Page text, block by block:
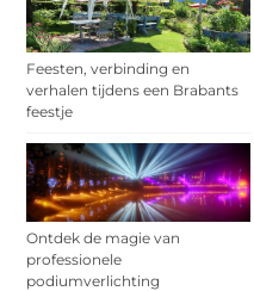
Feesten, verbinding en
verhalen tijdens een Brabants
feestje
Ontdek de magie van
professionele
podiumverlichting